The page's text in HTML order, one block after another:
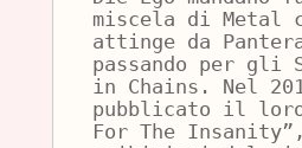
miscela di Metal
attinge da
passando per
in Chains. Nel
pubblicato il loro
For The